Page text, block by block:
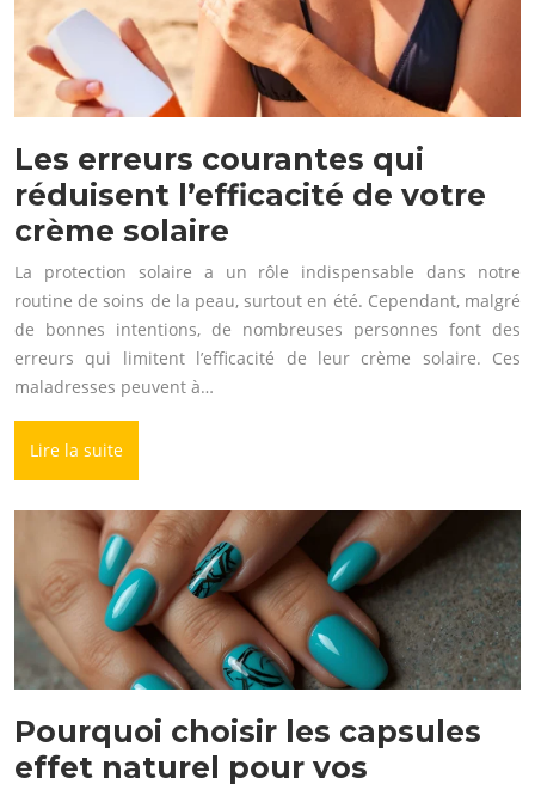
Les erreurs courantes qui
réduisent l’efficacité de votre
crème solaire
La protection solaire a un rôle indispensable dans notre
routine de soins de la peau, surtout en été. Cependant, malgré
de bonnes intentions, de nombreuses personnes font des
erreurs qui limitent l’efficacité de leur crème solaire. Ces
maladresses peuvent à…
Lire la suite
Pourquoi choisir les capsules
effet naturel pour vos